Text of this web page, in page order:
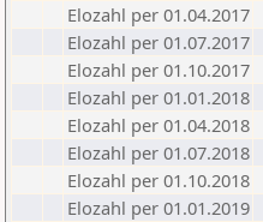
Elozahl per 01.04.2017
Elozahl per 01.07.2017
Elozahl per 01.10.2017
Elozahl per 01.01.2018
Elozahl per 01.04.2018
Elozahl per 01.07.2018
Elozahl per 01.10.2018
Elozahl per 01.01.2019